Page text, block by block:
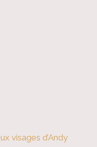
visages d’Andy